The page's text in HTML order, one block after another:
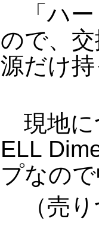
「ハー
ので、
源だけ
現地に
ELL
プなの
（売り